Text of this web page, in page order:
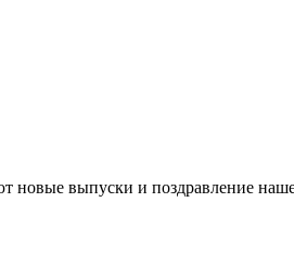
новые выпуски и поздравление